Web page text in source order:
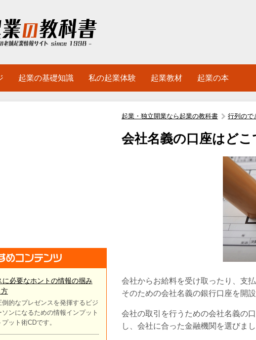
起業の基礎知識 私の起業体験 起業教材 起業の本
起業・独立開業なら起業の教科書 行列ので
会社名義の口座はど
会社からお給料を受け取ったり、支
そのための会社名義の銀行口座を開設
会社の取引を行うための会社名義の
し、会社に合った金融機関を選びまし
に必要なホントの情報の掴み
倒的なプレゼンスを発揮するビジ
ソンになるための情報インプット
ット術CDです。